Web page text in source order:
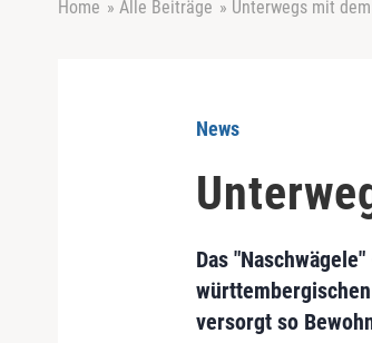
Home » Alle Beiträge » Unterwegs mit
News
Das
versorgt so